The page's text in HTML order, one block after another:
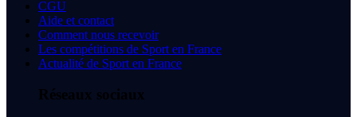
CGU
Aide et contact
Comment nous recevoir
Les compétitions de Sport en France
Actualité de Sport en France
Réseaux sociaux